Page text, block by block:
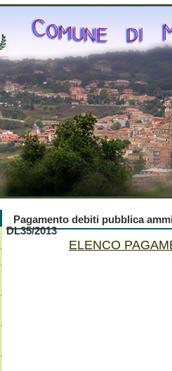
Pagamento debiti pubblica
DL35/2013
ELENCO